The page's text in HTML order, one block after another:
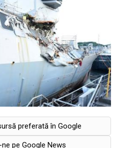
preferată în Google
pe Google News